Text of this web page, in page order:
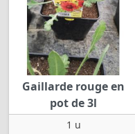
Gaillarde rouge en
pot de 3l
1 u